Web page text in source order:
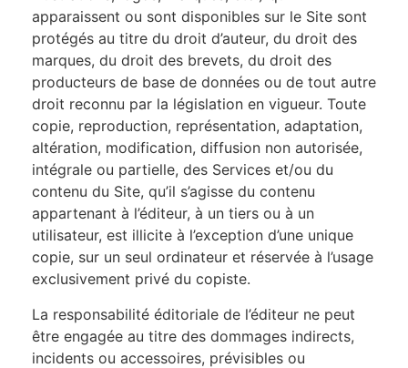
apparaissent ou sont disponibles sur le Site sont
protégés au titre du droit d’auteur, du droit des
marques, du droit des brevets, du droit des
producteurs de base de données ou de tout autre
droit reconnu par la législation en vigueur. Toute
copie, reproduction, représentation, adaptation,
altération, modification, diffusion non autorisée,
intégrale ou partielle, des Services et/ou du
contenu du Site, qu’il s’agisse du contenu
appartenant à l’éditeur, à un tiers ou à un
utilisateur, est illicite à l’exception d’une unique
copie, sur un seul ordinateur et réservée à l’usage
exclusivement privé du copiste.
La responsabilité éditoriale de l’éditeur ne peut
être engagée au titre des dommages indirects,
incidents ou accessoires, prévisibles ou